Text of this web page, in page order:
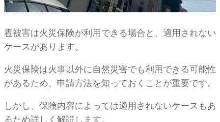
雹被害は火災保険が利用できる場合と、適用されない
ケースがあります。
火災保険は火事以外に自然災害でも利用できる可能性
があるため、申請方法を知っておくことが重要です。
しかし、保険内容によっては適用されないケースもあ
るため詳しく解説します。